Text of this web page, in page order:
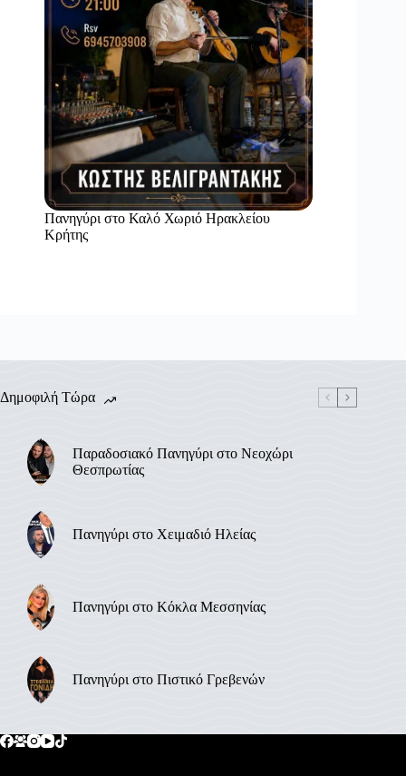
Πανηγύρι στο Καλό Χωριό Ηρακλείου
Κρήτης
Δημοφιλή Τώρα
Παραδοσιακό Πανηγύρι στο Νεοχώρι
Θεσπρωτίας
Πανηγύρι στο Χειμαδιό Ηλείας
Πανηγύρι στο Κόκλα Μεσσηνίας
Πανηγύρι στο Πιστικό Γρεβενών